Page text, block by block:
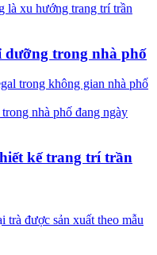
là xu hướng trang trí trần
trong nhà phố
nhà phố đang ngày
kế trang trí trần
trà được sản xuất theo mẫu